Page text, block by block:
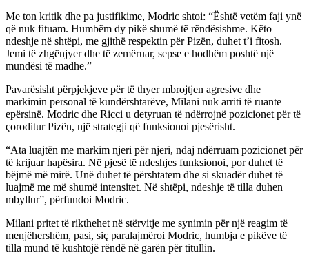
Me ton kritik dhe pa justifikime, Modric shtoi: “Është vetëm faji ynë
që nuk fituam. Humbëm dy pikë shumë të rëndësishme. Këto
ndeshje në shtëpi, me gjithë respektin për Pizën, duhet t’i fitosh.
Jemi të zhgënjyer dhe të zemëruar, sepse e hodhëm poshtë një
mundësi të madhe.”
Pavarësisht përpjekjeve për të thyer mbrojtjen agresive dhe
markimin personal të kundërshtarëve, Milani nuk arriti të ruante
epërsinë. Modric dhe Ricci u detyruan të ndërrojnë pozicionet për të
çoroditur Pizën, një strategji që funksionoi pjesërisht.
“Ata luajtën me markim njeri për njeri, ndaj ndërruam pozicionet për
të krijuar hapësira. Në pjesë të ndeshjes funksionoi, por duhet të
bëjmë më mirë. Unë duhet të përshtatem dhe si skuadër duhet të
luajmë me më shumë intensitet. Në shtëpi, ndeshje të tilla duhen
mbyllur”, përfundoi Modric.
Milani pritet të rikthehet në stërvitje me synimin për një reagim të
menjëhershëm, pasi, siç paralajmëroi Modric, humbja e pikëve të
tilla mund të kushtojë rëndë në garën për titullin.